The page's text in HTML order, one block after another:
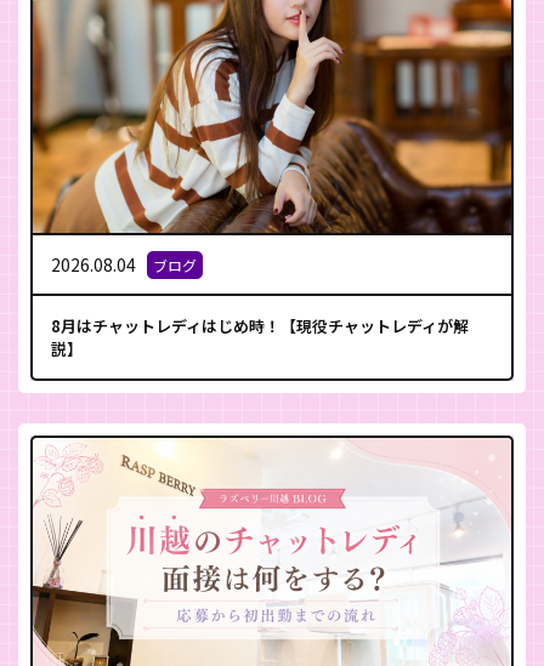
2026.08.04 ブログ
8月はチャットレディはじめ時！【現役チャットレディが解
説】